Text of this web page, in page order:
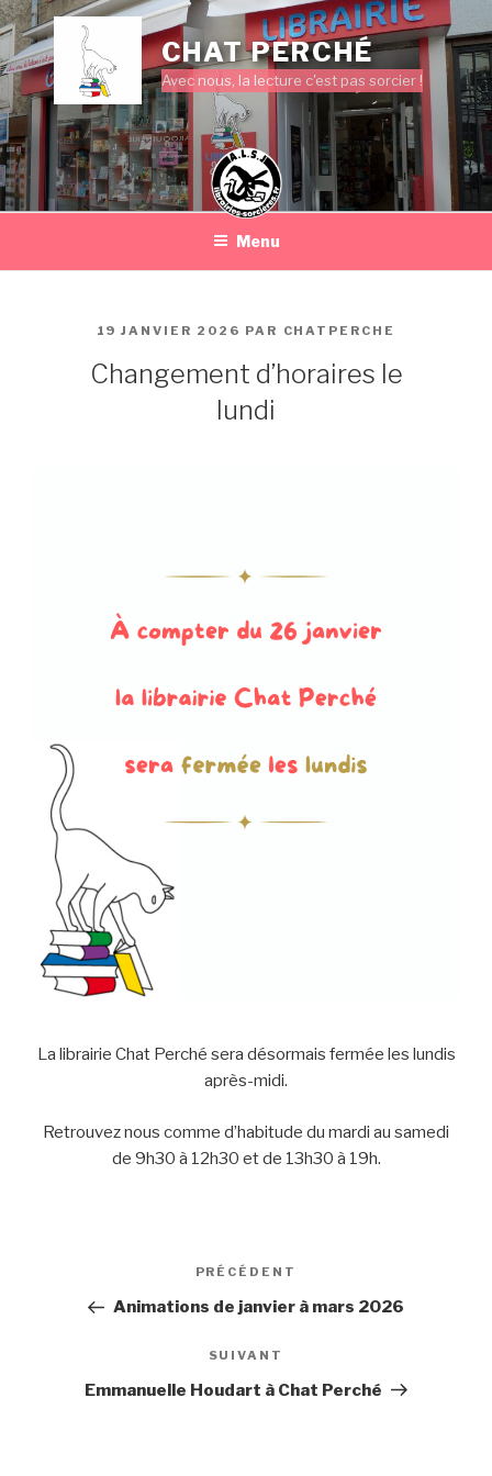
Aller
au
contenu
principal
CHAT PERCHÉ
Avec nous, la lecture c'est pas sorcier !
Menu
PUBLIÉ
19 JANVIER 2026 PAR CHATPERCHE
Changement d’horaires le
lundi
La librairie Chat Perché sera désormais fermée les lundis
après-midi.
Retrouvez nous comme d’habitude du mardi au samedi
de 9h30 à 12h30 et de 13h30 à 19h.
l’article
Article
précédent
PRÉCÉDENT
Animations de janvier à mars 2026
Article
suivant
SUIVANT
Emmanuelle Houdart à Chat Perché